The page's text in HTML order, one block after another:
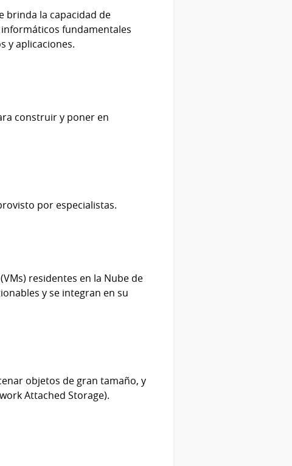
brinda la capacidad de
fundamentales
y aplicaciones.
construir y poner en
por especialistas.
residentes en la Nube de
y se integran en su
objetos de gran tamaño, y
Attached Storage).